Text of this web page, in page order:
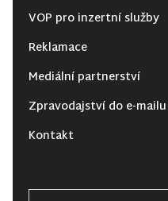
VOP pro inzertní služby
Reklamace
Mediální partnerství
Zpravodajství do e-mailu
Kontakt